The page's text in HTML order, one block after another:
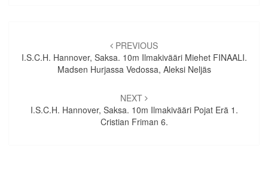
selaus
PREVIOUS
I.S.C.H. Hannover, Saksa. 10m Ilmakivääri Miehet FINAALI.
Madsen Hurjassa Vedossa, Aleksi Neljäs
NEXT
I.S.C.H. Hannover, Saksa. 10m Ilmakivääri Pojat Erä 1.
Cristian Friman 6.